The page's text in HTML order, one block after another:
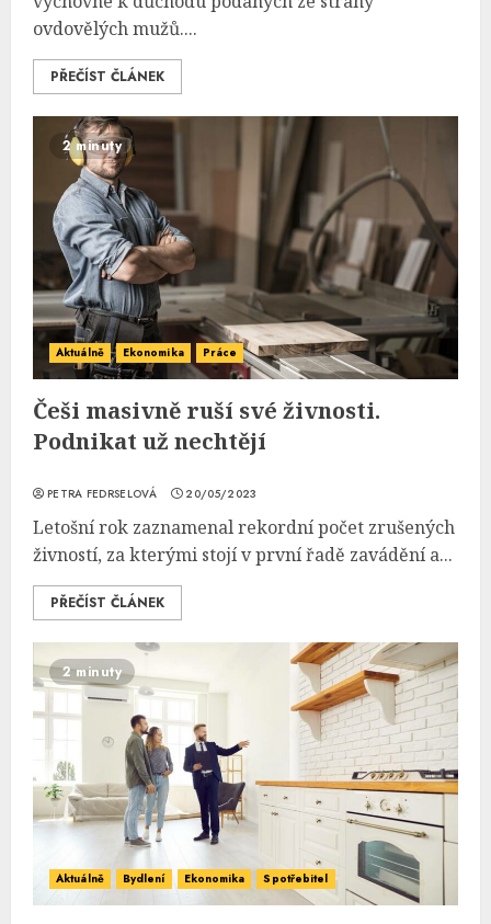
ovdovělých mužů....
PŘEČÍST ČLÁNEK
2 minuty
Aktuálně Ekonomika Práce
Češi masivně ruší své živnosti.
Podnikat už nechtějí
PETRA FEDRSELOVÁ 20/05/2023
Letošní rok zaznamenal rekordní počet zrušených
živností, za kterými stojí v první řadě zavádění a...
PŘEČÍST ČLÁNEK
2 minuty
Aktuálně Bydlení Ekonomika Spotřebitel